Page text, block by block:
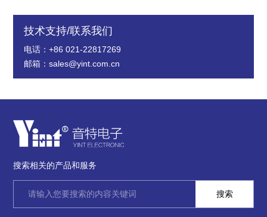
技术支持/联系我们
电话：+86 021-22817269
邮箱：sales@yint.com.cn
搜索相关的产品和服务